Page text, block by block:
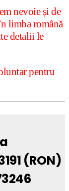
nevoie și de
limba română
detalii le
pentru
(RON)